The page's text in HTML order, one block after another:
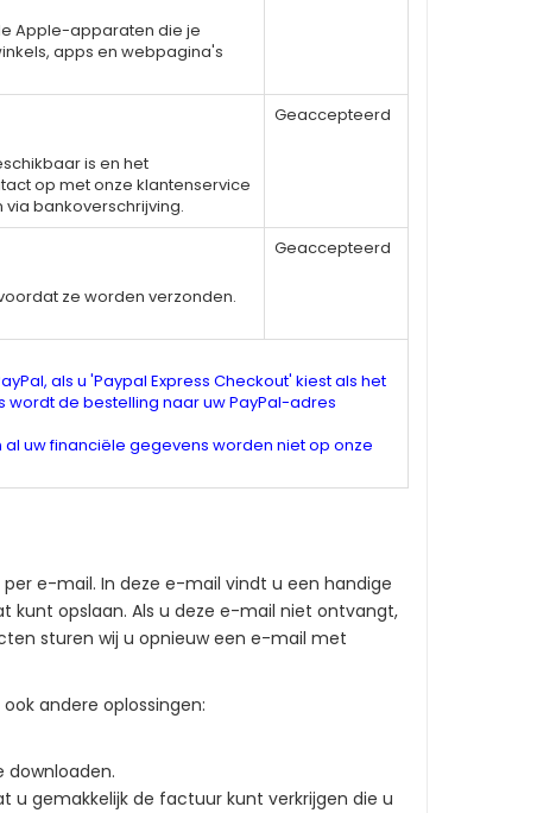
Apple-apparaten die je
apps en webpagina's
is en het
op met onze klantenservice
bankoverschrijving.
Geaccepteerd
ze worden verzonden.
Geaccepteerd
als u 'Paypal Express Checkout' kiest als het
de bestelling naar uw PayPal-adres
uw financiële gegevens worden niet op onze
e-mail. In deze e-mail vindt u een handige
kunt opslaan. Als u deze e-mail niet ontvangt,
sturen wij u opnieuw een e-mail met
andere oplossingen:
downloaden.
u gemakkelijk de factuur kunt verkrijgen die u